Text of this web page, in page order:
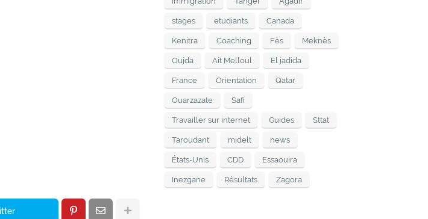
stages etudiants Canada
Kenitra Coaching Fès Meknès
Oujda Ait Melloul El jadida
France Orientation Qatar
Ouarzazate Safi
Travailler sur internet Guides Sttat
Taroudant midelt news
États-Unis CDD Essaouira
Inezgane Résultats Zagora